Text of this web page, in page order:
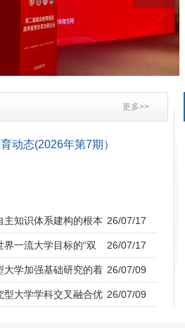
更多>>
动态(2026年第7期）
知识体系建构的根本 26/07/17
一流大学目标的“双 26/07/17
大学加强基础研究的着 26/07/09
型大学学科交叉融合优 26/07/09